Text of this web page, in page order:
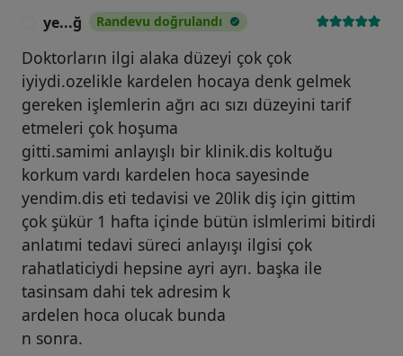
ye...ğ Randevu doğrulandı
Doktorların ilgi alaka düzeyi çok çok
iyiydi.ozelikle kardelen hocaya denk gelmek
gereken işlemlerin ağrı acı sızı düzeyini tarif
etmeleri çok hoşuma
gitti.samimi anlayışlı bir klinik.dis koltuğu
korkum vardı kardelen hoca sayesinde
yendim.dis eti tedavisi ve 20lik diş için gittim
çok şükür 1 hafta içinde bütün islmlerimi bitirdi
anlatımi tedavi süreci anlayışı ilgisi çok
rahatlaticiydi hepsine ayri ayrı. başka ile
tasinsam dahi tek adresim k
ardelen hoca olucak bunda
n sonra.